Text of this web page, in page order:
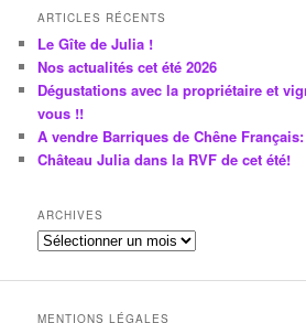
ARTICLES RÉCENTS
Le Gîte de Julia !
Nos actualités cet été 2026
Dégustations avec la propriétaire et
vous !!
A vendre Barriques de Chêne
Château Julia dans la RVF de cet été!
ARCHIVES
A
c
MENTIONS LÉGALES